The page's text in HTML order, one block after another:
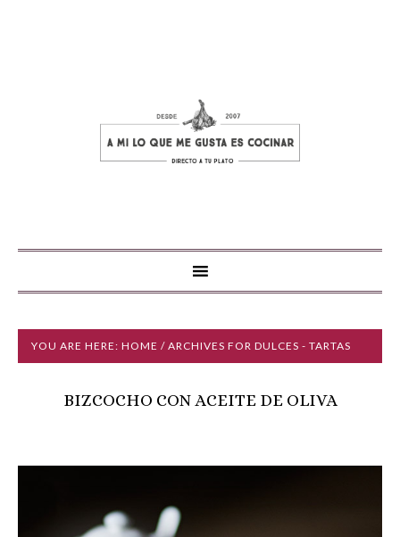
YOU ARE HERE: HOME / ARCHIVES FOR DULCES - TARTAS
BIZCOCHO CON ACEITE DE OLIVA